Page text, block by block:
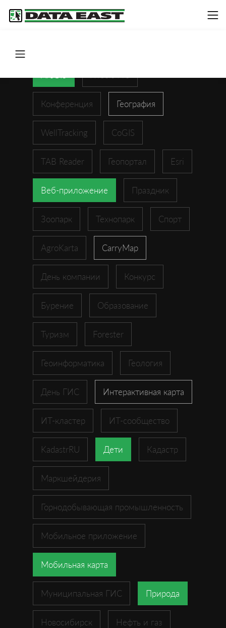
Конференция География
WellTracking CoGIS
TAB Reader Геопортал Esri
Веб-приложение Праздник
Зоопарк Технопарк Спорт
AgroKarta CarryMap
День компании Конкурс
Бурение Образование
Туризм Forester
Геоинформатика Геология
День ГИС Интерактивная карта
ИТ-кластер ИТ-сообщество
KadastrRU Дети Кадастр
Маркшейдерия
Горнодобывающая промышленность
Мобильное приложение
Мобильная карта
Муниципальная ГИС Природа
Новосибирск Нефть и газ